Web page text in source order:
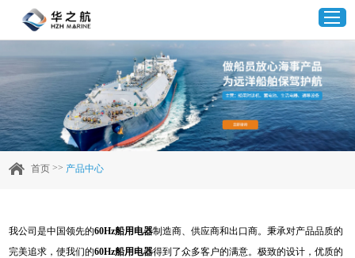
首页
产品中心
客户案例
首页 >> 产品中心
我公司是中国领先的60Hz船用电器制造商、供应商和出口商。秉承对产品品质的
完美追求，使我们的60Hz船用电器得到了众多客户的满意。极致的设计，优质的